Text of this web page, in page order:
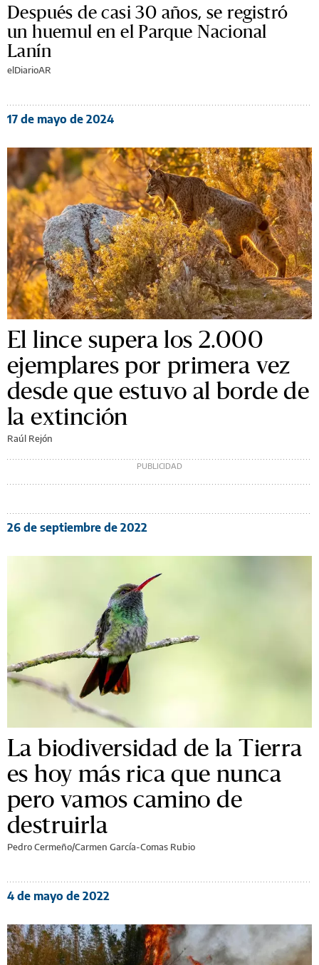
Después de casi 30 años, se registró
un huemul en el Parque Nacional
Lanín
elDiarioAR
17 de mayo de 2024
El lince supera los 2.000
ejemplares por primera vez
desde que estuvo al borde de
la extinción
Raúl Rejón
26 de septiembre de 2022
La biodiversidad de la Tierra
es hoy más rica que nunca
pero vamos camino de
destruirla
Pedro Cermeño/Carmen García-Comas Rubio
4 de mayo de 2022